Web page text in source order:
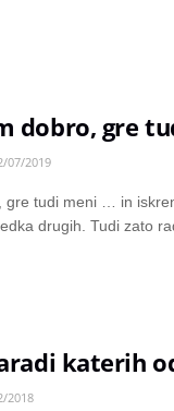
dobro, gre
07/2019
gre tudi meni … in
drugih. Tudi zato
katerih
2018